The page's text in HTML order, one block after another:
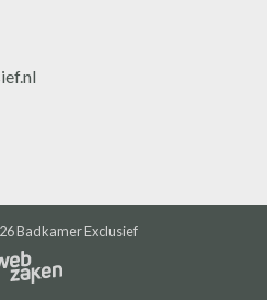
Badkamer Exclusief